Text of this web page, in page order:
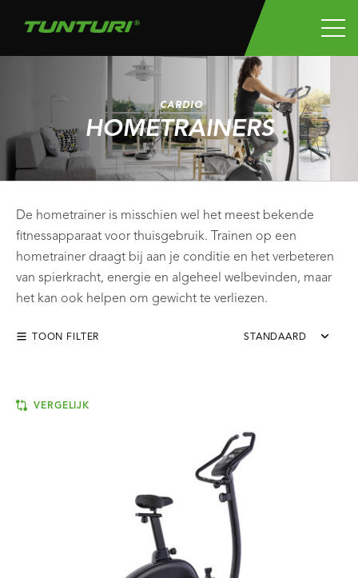
CARDIO
HOMETRAINERS
De hometrainer is misschien wel het meest bekende
fitnessapparaat voor thuisgebruik. Trainen op een
hometrainer draagt bij aan je conditie en het verbeteren
van spierkracht, energie en algeheel welbevinden, maar
het kan ook helpen om gewicht te verliezen.
TOON FILTER STANDAARD
VERGELIJK